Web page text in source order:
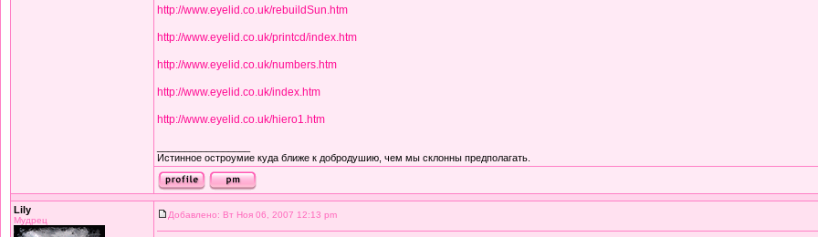
http://www.eyelid.co.uk/rebuildSun.htm
http://www.eyelid.co.uk/printcd/index.htm
http://www.eyelid.co.uk/numbers.htm
http://www.eyelid.co.uk/index.htm
http://www.eyelid.co.uk/hiero1.htm
Истинное остроумие куда ближе к добродушию, чем мы склонны предполагать.
Lily
Мудрец
Добавлено: Вт Ноя 06, 2007 12:13 pm